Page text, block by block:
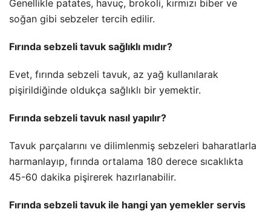
Genellikle patates, havuç, brokoli, kırmızı biber ve
soğan gibi sebzeler tercih edilir.
Fırında sebzeli tavuk sağlıklı mıdır?
Evet, fırında sebzeli tavuk, az yağ kullanılarak
pişirildiğinde oldukça sağlıklı bir yemektir.
Fırında sebzeli tavuk nasıl yapılır?
Tavuk parçalarını ve dilimlenmiş sebzeleri baharatlarla
harmanlayıp, fırında ortalama 180 derece sıcaklıkta
45-60 dakika pişirerek hazırlanabilir.
Fırında sebzeli tavuk ile hangi yan yemekler servis